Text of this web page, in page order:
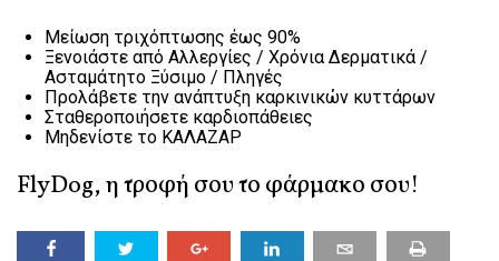
Mείωση τριχόπτωσης έως 90%
Ξενοιάστε από Αλλεργίες / Χρόνια Δερματικά /
Ασταμάτητο Ξύσιμο / Πληγές
Προλάβετε την ανάπτυξη καρκινικών κυττάρων
Σταθεροποιήσετε καρδιοπάθειες
Μηδενίστε το ΚΑΛΑΖΑΡ
FlyDog, η τροφή σου το φάρμακο σου!